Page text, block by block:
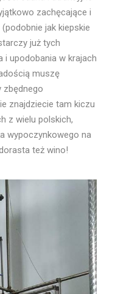
zachęcające i
jak kiepskie
już tych
i upodobania w krajach
muszę
zbędnego
znajdziecie tam kiczu
z wielu polskich,
wypoczynkowego na
też wino!